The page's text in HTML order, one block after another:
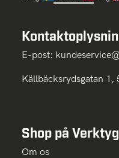
E-post:
Källbäcksrydsgatan 1,
Shop på
Om os